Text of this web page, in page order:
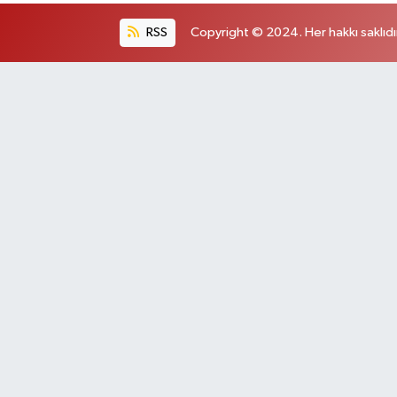
RSS Copyright © 2024. Her hakkı